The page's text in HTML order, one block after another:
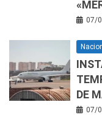
07/
DE
07/